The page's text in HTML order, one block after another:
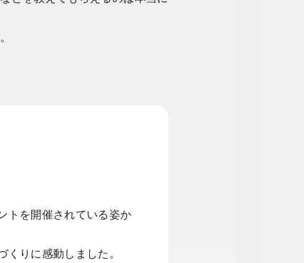
トを開催されている姿か
りに感動しました。